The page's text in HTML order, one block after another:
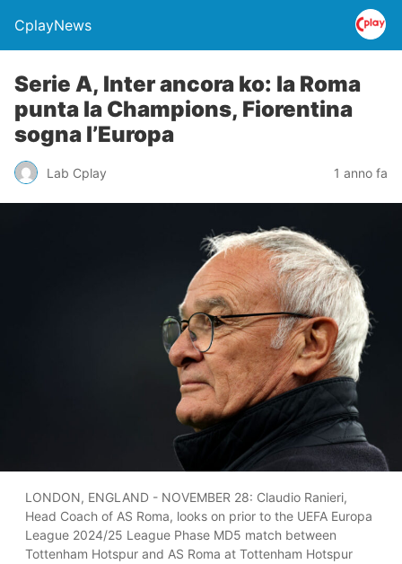
CplayNews
Serie A, Inter ancora ko: la Roma
punta la Champions, Fiorentina
sogna l’Europa
Lab Cplay 1 anno fa
LONDON, ENGLAND - NOVEMBER 28: Claudio Ranieri,
Head Coach of AS Roma, looks on prior to the UEFA Europa
League 2024/25 League Phase MD5 match between
Tottenham Hotspur and AS Roma at Tottenham Hotspur